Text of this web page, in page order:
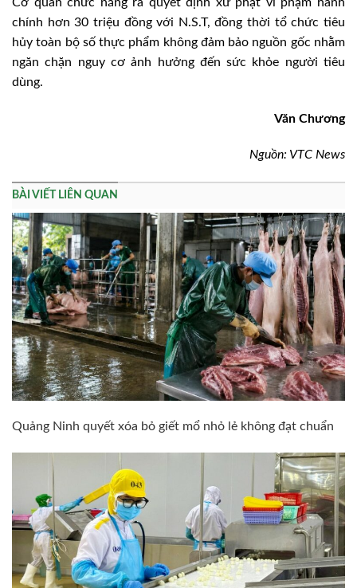
chính hơn 30 triệu đồng với N.S.T, đồng thời tổ chức tiêu
hủy toàn bộ số thực phẩm không đảm bảo nguồn gốc nhằm
ngăn chặn nguy cơ ảnh hưởng đến sức khỏe người tiêu
dùng.
Văn Chương
Nguồn: VTC News
BÀI VIẾT LIÊN QUAN
Quảng Ninh quyết xóa bỏ giết mổ nhỏ lẻ không đạt chuẩn